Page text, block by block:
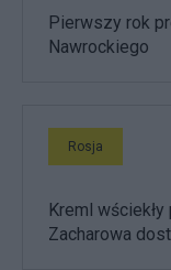
Pierwszy rok
Nawrockiego
Rosja
Kreml
Zacharowa